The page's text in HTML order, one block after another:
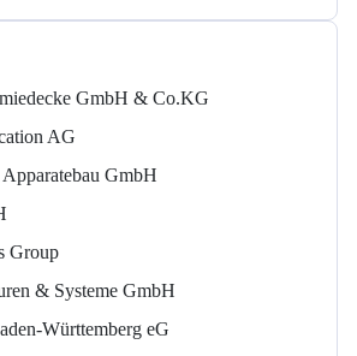
GmbH & Co.KG
AG
GmbH
Group
& Systeme GmbH
Württemberg eG